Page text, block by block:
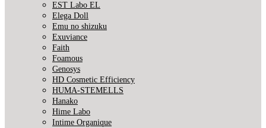
EST Labo EL
Elega Doll
Emu no shizuku
Exuviance
Faith
Foamous
Genosys
HD Cosmetic Efficiency
HUMA-STEMELLS
Hanako
Hime Labo
Intime Organique